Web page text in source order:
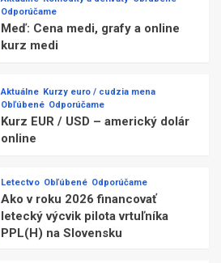
Odporúčame
Meď: Cena medi, grafy a online
kurz medi
Aktuálne Kurzy euro / cudzia mena
Obľúbené Odporúčame
Kurz EUR / USD – americký dolár
online
Letectvo Obľúbené Odporúčame
Ako v roku 2026 financovať
letecký výcvik pilota vrtuľníka
PPL(H) na Slovensku